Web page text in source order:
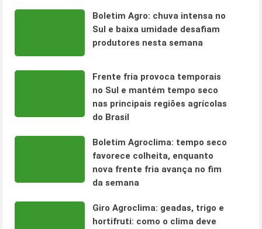
Boletim Agro: chuva intensa no
Sul e baixa umidade desafiam
produtores nesta semana
Frente fria provoca temporais
no Sul e mantém tempo seco
nas principais regiões agrícolas
do Brasil
Boletim Agroclima: tempo seco
favorece colheita, enquanto
nova frente fria avança no fim
da semana
Giro Agroclima: geadas, trigo e
hortifruti: como o clima deve